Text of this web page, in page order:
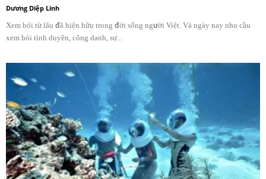
Dương Diệp Linh
Xem bói từ lâu đã hiện hữu trong đời sống người Việt. Và ngày nay nhu cầu
xem bói tình duyên, công danh, sự...